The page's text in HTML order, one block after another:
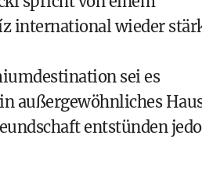
international wieder
sei es
außergewöhnliches
entstünden